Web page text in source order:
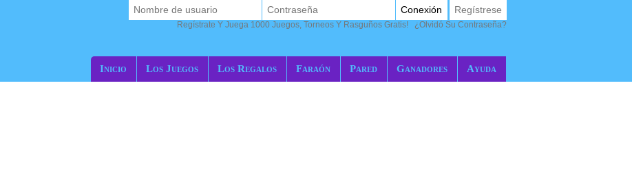
Inicio Los Juegos Los Regalos Faraón Pared Ganadores Ayuda
Conexión Regístrese
Regístrate Y Juega 1000 Juegos, Torneos Y Rasguños Gratis! ¿Olvidó Su Contraseña?